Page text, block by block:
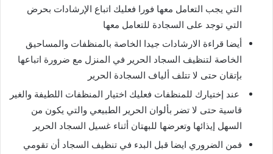
التي يجب التعامل معها فورا فعليك اتباع الإرشادات بحرض
التي توجد على السجادة للتعامل معها
أيضا قراءة الارشادات جيدا الخاصة بالمنظفات والمساحيق
الخاصة لتنظيف السجاد الحرير في المنزل مع ضرورة اتباعها
بإتقان حتى لا تتلف ألياف السجادة الحرير
عند إختيارك للمنظفات فعليك اختيار المنظفات اللطيفة والغير
قاسية حتى لا تضر بألوان الحرير الطبيعي والتي يكون من
السهل إيذائها وتعرضها للبهتان أثناء غسيل السجاد الحرير
فمن الضروري ايضا قبل البدء في تنظيف السجاد أن تقومي